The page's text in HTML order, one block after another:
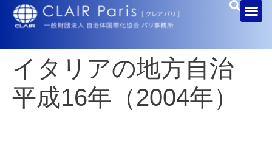
イタリアの地方自治
平成16年（2004年）